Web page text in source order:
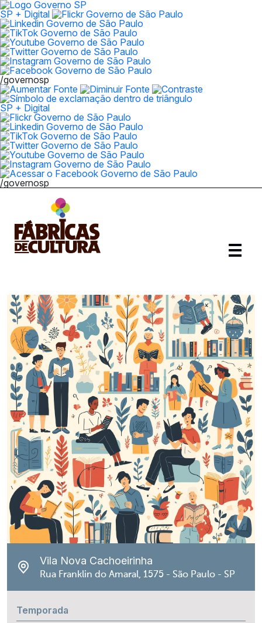
SP + Digital
/governosp
SP + Digital
/governosp
Vila Nova Cachoeirinha
Rua Franklin do Amaral, 1575 - São Paulo - SP
Temporada